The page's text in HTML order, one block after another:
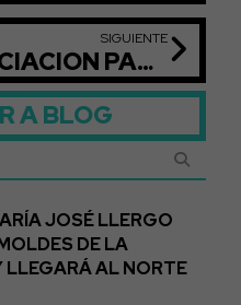
SIGUIENTE
TIPOS DE FINANCIACIÓN PARA EVENTOS
A BLOG
JOSÉ LLERGO
DE LA
LLEGARÁ AL NORTE